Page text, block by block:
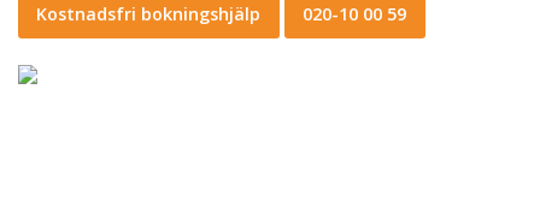
Kostnadsfri bokningshjälp 020-10 00 59